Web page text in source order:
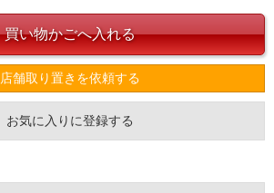
店舗取り置きを依頼する
お気に入りに登録する